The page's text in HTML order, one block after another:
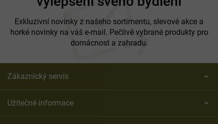
Exkluzivní novinky z našeho sortimentu, slevové akce a
horké novinky na váš e-mail. Pečlivě vybrané produkty pro
domácnost a zahradu.
Zákaznický servis
Užitečné informace